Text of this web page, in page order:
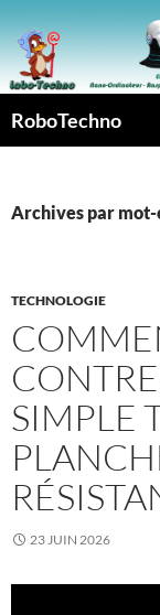
au
contenu
RoboTechno
Archives par
TECHNOLOGIE
SIMPLE
23 JUIN 2026